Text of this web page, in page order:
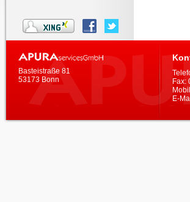
Basteistraße 81
53173 Bonn
Fax:
E-